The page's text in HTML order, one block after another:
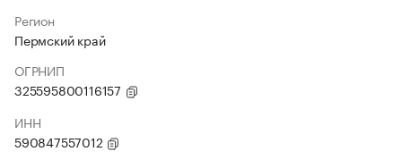
Регион
Пермский край
ОГРНИП
325595800116157
ИНН
590847557012